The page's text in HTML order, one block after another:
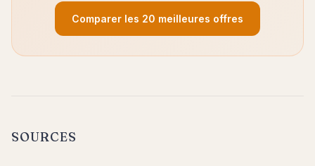
Comparer les 20 meilleures offres
SOURCES